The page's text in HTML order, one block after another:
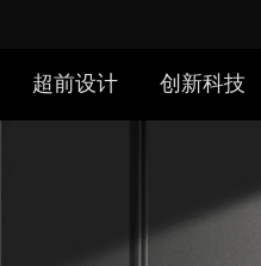
超前设计 创新科技